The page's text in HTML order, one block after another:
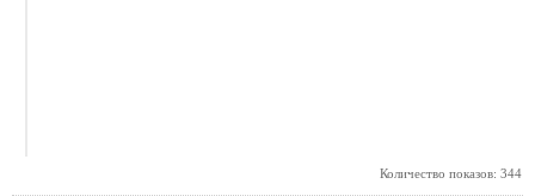
Количество показов: 344